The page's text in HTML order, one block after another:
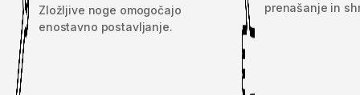
Zložljive noge omogočajo
enostavno postavljanje.
prenašanje in